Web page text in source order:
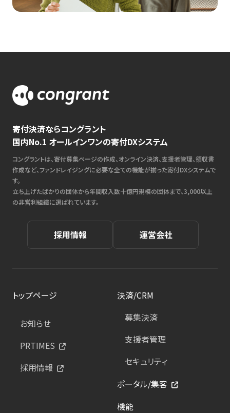
寄付決済ならコングラント
国内No.1 オールインワンの寄付DXシステム
コングラントは、寄付募集ページの作成、オンライン決済、支援者管理、領収書
作成など、ファンドレイジングに必要な全ての機能が揃った寄付DXシステムで
す。
立ち上げたばかりの団体から年間収入数十億円規模の団体まで、3,000以上
の非営利組織に選ばれています。
採用情報 運営会社
トップページ
お知らせ
PRTIMES
採用情報
決済/CRM
募集決済
支援者管理
セキュリティ
ポータル/集客
機能